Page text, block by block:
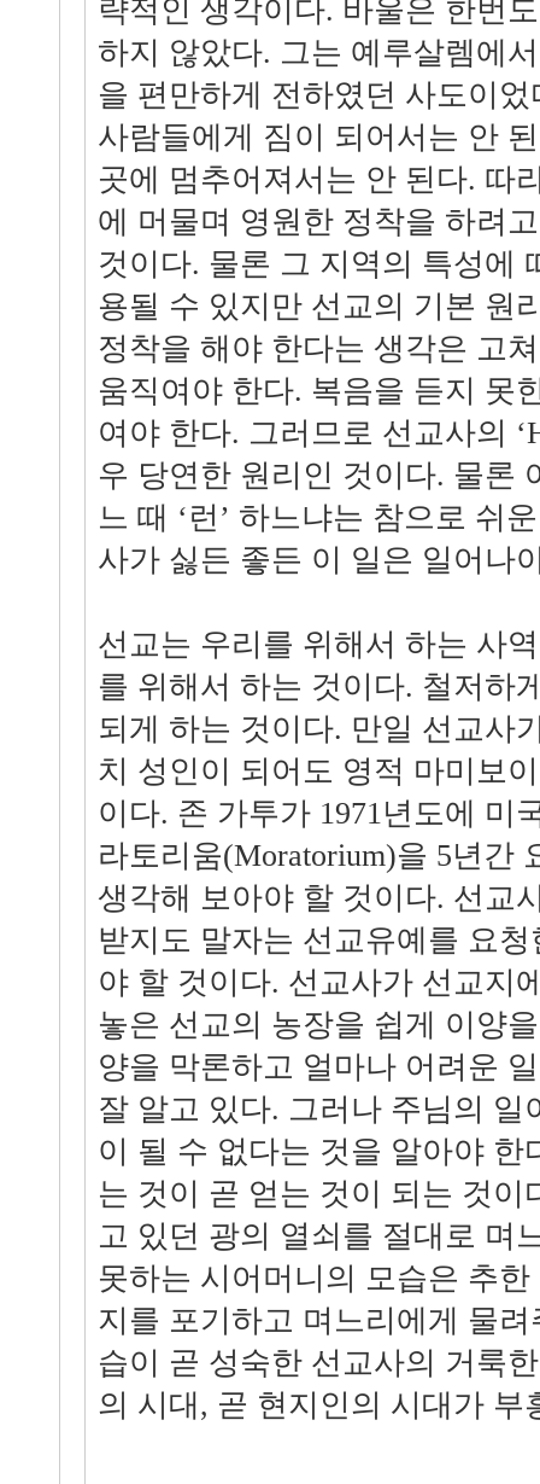
략적인 생각이다. 바울은 한번
하지 않았다. 그는 예루살렘에
을 편만하게 전하였던 사도이
사람들에게 짐이 되어서는 안
곳에 멈추어져서는 안 된다. 따
에 머물며 영원한 정착을 하려
것이다. 물론 그 지역의 특성에
용될 수 있지만 선교의 기본 원
정착을 해야 한다는 생각은 고
움직여야 한다. 복음을 듣지 못
여야 한다. 그러므로 선교사의
우 당연한 원리인 것이다. 물론
느 때 ‘런’ 하느냐는 참으로 쉬
사가 싫든 좋든 이 일은 일어나
선교는 우리를 위해서 하는 사
를 위해서 하는 것이다. 철저하
되게 하는 것이다. 만일 선교사
치 성인이 되어도 영적 마미보
이다. 존 가투가 1971년도에 미
라토리움(Moratorium)을 5년간
생각해 보아야 할 것이다. 선교
받지도 말자는 선교유예를 요
야 할 것이다. 선교사가 선교지
놓은 선교의 농장을 쉽게 이양
양을 막론하고 얼마나 어려운
잘 알고 있다. 그러나 주님의 일
이 될 수 없다는 것을 알아야 한
는 것이 곧 얻는 것이 되는 것이
고 있던 광의 열쇠를 절대로 며
못하는 시어머니의 모습은 추
지를 포기하고 며느리에게 물
습이 곧 성숙한 선교사의 거룩
의 시대, 곧 현지인의 시대가 부